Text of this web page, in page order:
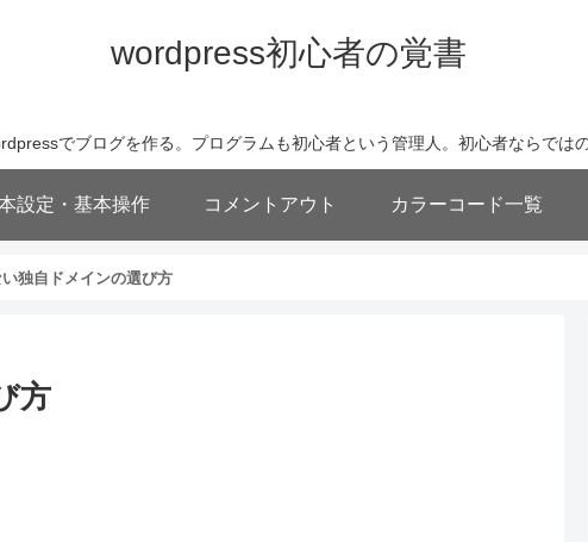
wordpress初心者の覚書
でブログを作る。プログラムも初心者という管理人。初心者ならでは
設定・基本操作 コメントアウト カラーコード一覧
独自ドメインの選び方
方